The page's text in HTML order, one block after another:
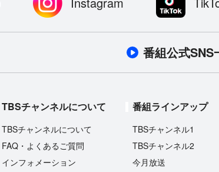
番組公式SNS
TBSチャンネルについて
TBSチャンネルについて
FAQ・よくあるご質問
インフォメーション
番組ラインアップ
TBSチャンネル1
TBSチャンネル2
今月放送